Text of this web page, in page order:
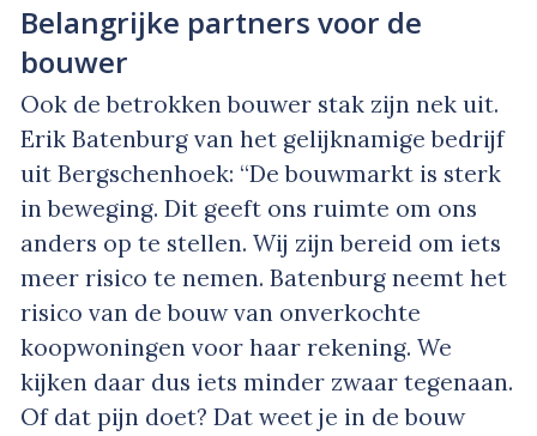
Belangrijke partners voor de
bouwer
Ook de betrokken bouwer stak zijn nek uit.
Erik Batenburg van het gelijknamige bedrijf
uit Bergschenhoek: “De bouwmarkt is sterk
in beweging. Dit geeft ons ruimte om ons
anders op te stellen. Wij zijn bereid om iets
meer risico te nemen. Batenburg neemt het
risico van de bouw van onverkochte
koopwoningen voor haar rekening. We
kijken daar dus iets minder zwaar tegenaan.
Of dat pijn doet? Dat weet je in de bouw